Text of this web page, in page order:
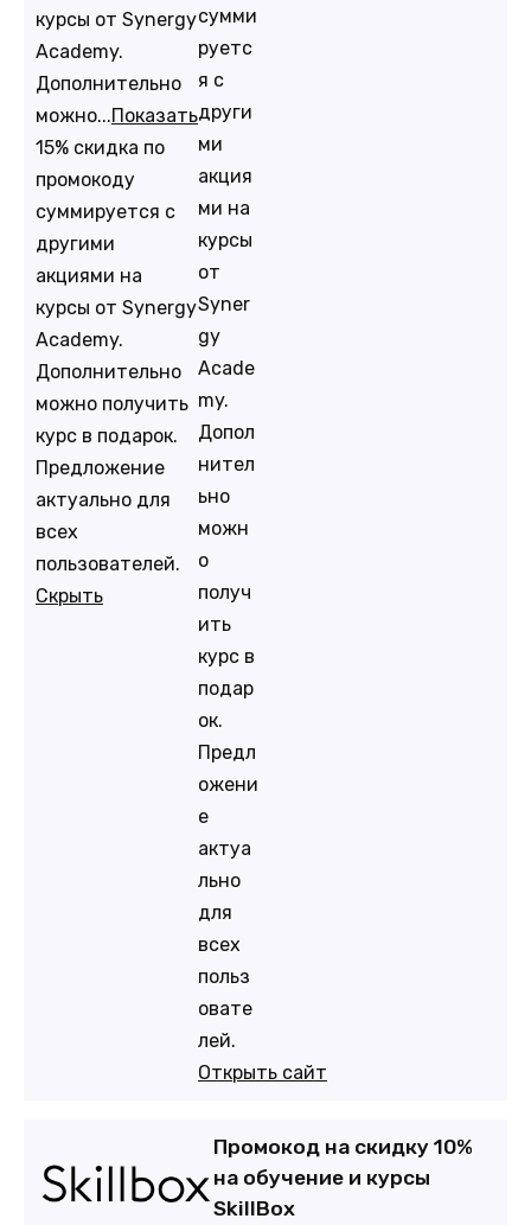
курсы от Synergy
Academy.
Дополнительно
можно...Показать
15% скидка по
промокоду
суммируется с
другими
акциями на
курсы от Synergy
Academy.
Дополнительно
можно получить
курс в подарок.
Предложение
актуально для
всех
пользователей.
Скрыть
сумми
руетс
я с
други
ми
акция
ми на
курсы
от
Syner
gy
Acade
my.
Допол
нител
ьно
можн
о
получ
ить
курс в
подар
ок.
Предл
ожени
е
актуа
льно
для
всех
польз
овате
лей.
Открыть сайт
Промокод на скидку 10%
на обучение и курсы
SkillBox